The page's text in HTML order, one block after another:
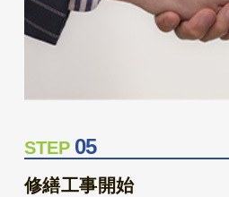
STEP 05
修繕工事開始